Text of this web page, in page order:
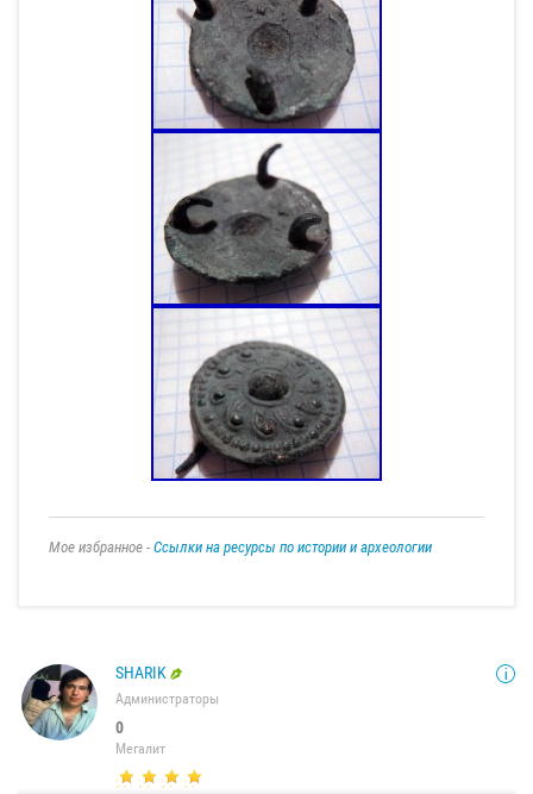
Мое избранное - Ссылки на ресурсы по истории и археологии
SHARIK
Администраторы
0
Мегалит